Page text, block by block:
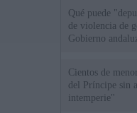
Qué puede
de violencia de
Gobierno
Cientos de
del Príncipe sin
intemperie"